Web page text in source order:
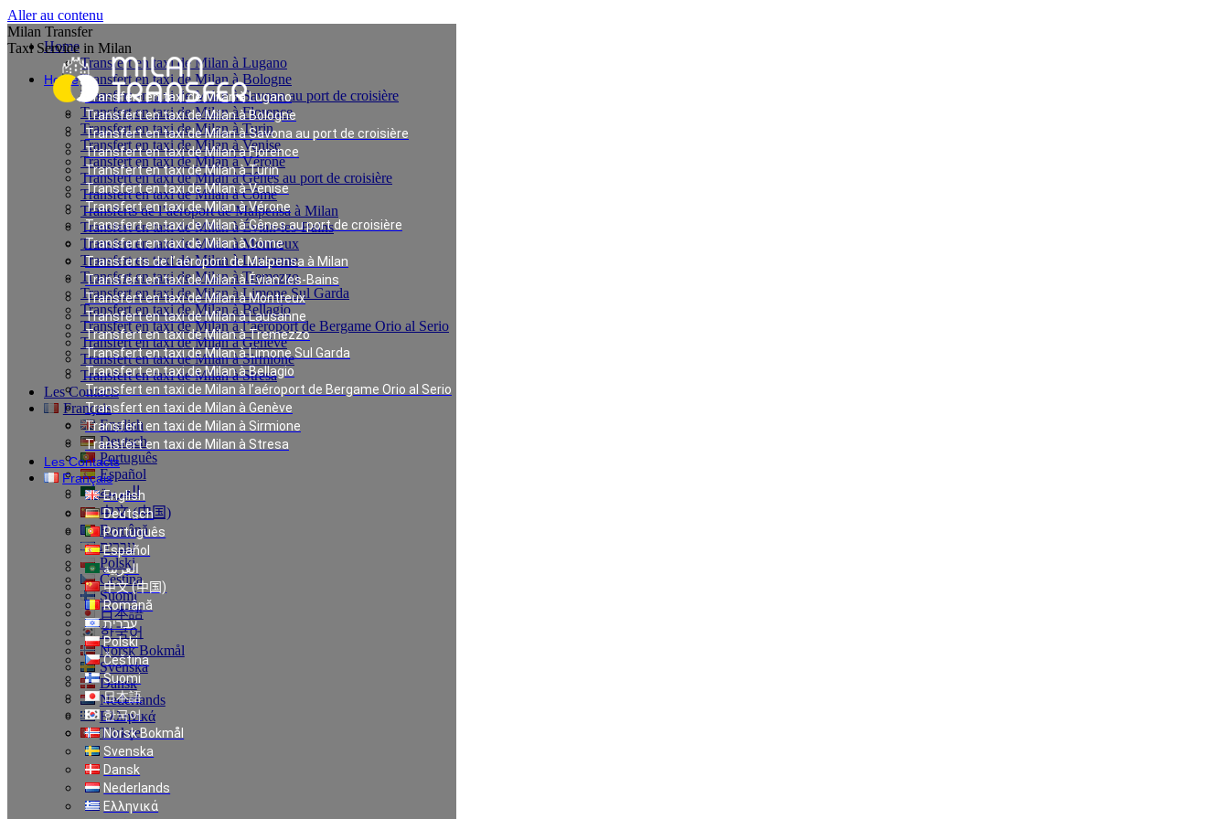
Aller au contenu
Milan Transfer
Taxi Service in Milan
Home
Transfert en taxi de Milan à Lugano
Transfert en taxi de Milan à Bologne
Transfert en taxi de Milan à Savona au port de croisière
Transfert en taxi de Milan à Florence
Transfert en taxi de Milan à Turin
Transfert en taxi de Milan à Venise
Transfert en taxi de Milan à Vérone
Transfert en taxi de Milan à Gênes au port de croisière
Transfert en taxi de Milan à Côme
Transferts de l’aéroport de Malpensa à Milan
Transfert en taxi de Milan à Évian-les-Bains
Transfert en taxi de Milan à Montreux
Transfert en taxi de Milan à Lausanne
Transfert en taxi de Milan à Tremezzo
Transfert en taxi de Milan à Limone Sul Garda
Transfert en taxi de Milan à Bellagio
Transfert en taxi de Milan à l’aéroport de Bergame Orio al Serio
Transfert en taxi de Milan à Genève
Transfert en taxi de Milan à Sirmione
Transfert en taxi de Milan à Stresa
Les Contacts
Français
English
Deutsch
Português
Español
العربية
中文 (中国)
Română
עברית
Polski
Čeština
Suomi
日本語
한국어
Norsk Bokmål
Svenska
Dansk
Nederlands
Ελληνικά
Home
Transfert en taxi de Milan à Lugano
Transfert en taxi de Milan à Bologne
Transfert en taxi de Milan à Savona au port de croisière
Transfert en taxi de Milan à Florence
Transfert en taxi de Milan à Turin
Transfert en taxi de Milan à Venise
Transfert en taxi de Milan à Vérone
Transfert en taxi de Milan à Gênes au port de croisière
Transfert en taxi de Milan à Côme
Transferts de l’aéroport de Malpensa à Milan
Transfert en taxi de Milan à Évian-les-Bains
Transfert en taxi de Milan à Montreux
Transfert en taxi de Milan à Lausanne
Transfert en taxi de Milan à Tremezzo
Transfert en taxi de Milan à Limone Sul Garda
Transfert en taxi de Milan à Bellagio
Transfert en taxi de Milan à l’aéroport de Bergame Orio al Serio
Transfert en taxi de Milan à Genève
Transfert en taxi de Milan à Sirmione
Transfert en taxi de Milan à Stresa
Les Contacts
Français
English
Deutsch
Português
Español
العربية
中文 (中国)
Română
עברית
Polski
Čeština
Suomi
日本語
한국어
Norsk Bokmål
Svenska
Dansk
Nederlands
Ελληνικά
Türkçe